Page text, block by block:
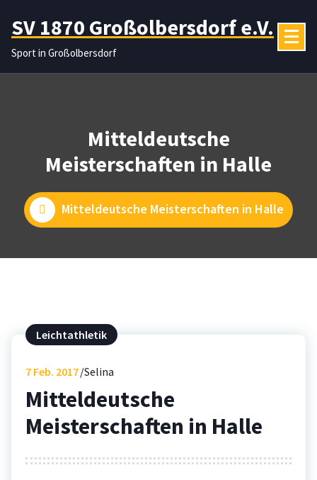
Inhalt
springen
SV 1870 Großolbersdorf e.V.
Sport in Großolbersdorf
Mitteldeutsche
Meisterschaften in Halle
Mitteldeutsche Meisterschaften in Halle
Leichtathletik
7 Feb. 2017 Selina
Mitteldeutsche
Meisterschaften in Halle